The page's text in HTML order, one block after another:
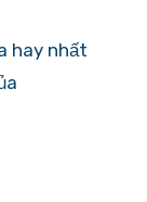
hay nhất